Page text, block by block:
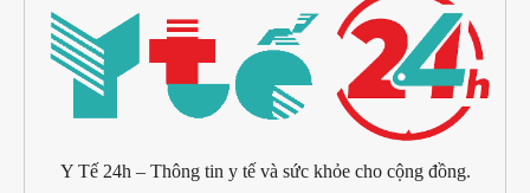
Y Tế 24h – Thông tin y tế và sức khỏe cho cộng đồng.